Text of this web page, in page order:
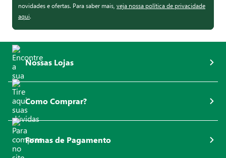
novidades e ofertas. Para saber mais, veja nossa política de privacidade
aqui.
Nossas Lojas
Como Comprar?
Formas de Pagamento